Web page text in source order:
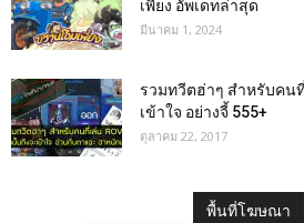
เพี้ยง อัพเดทล่าสุด
มีนาคม 1, 2024
รวมทวีตฮ่าๆ สำหรับคน
เข้าใจ อย่างจี้ 555+
ตุลาคม 22, 2017
พื้นที่โฆษณา